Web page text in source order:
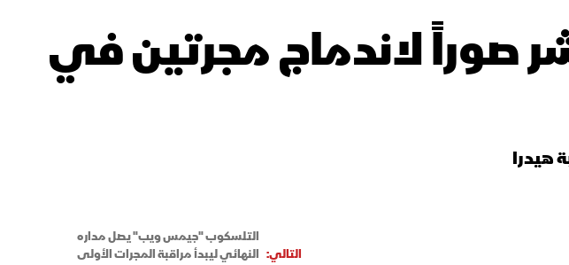
اقتصاد
صوراً لاندماج مجرتين في
التالي:
التلسكوب "جيمس ويب" يصل مداره
النهائي ليبدأ مراقبة المجرات الأولى